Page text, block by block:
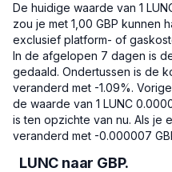
De huidige waarde van 1
zou je met 1,00 GBP kunnen
exclusief platform- of
In de afgelopen 7 dagen is
gedaald. Ondertussen is de
veranderd met -1.09%.
de waarde van 1 LUNC
is ten opzichte van nu. Als je
veranderd met -0.000007
LUNC naar GBP.